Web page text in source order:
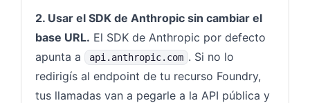
2. Usar el SDK de Anthropic sin cambiar el
base URL. El SDK de Anthropic por defecto
apunta a
api.anthropic.com . Si no lo
redirigís al endpoint de tu recurso Foundry,
tus llamadas van a pegarle a la API pública y